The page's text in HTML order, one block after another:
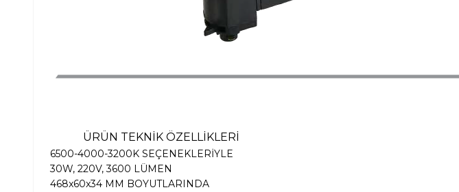
ÜRÜN TEKNİK ÖZELLİKLERİ
6500-4000-3200K SEÇENEKLERİYLE
30W, 220V, 3600 LÜMEN
468x60x34 MM BOYUTLARINDA